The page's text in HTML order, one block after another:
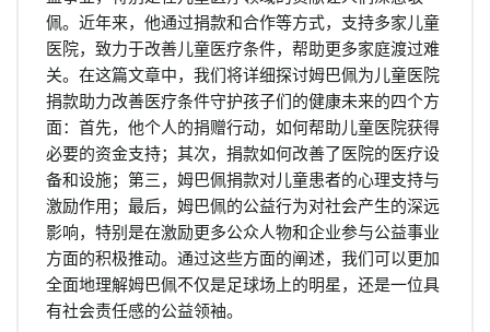
佩。近年来，他通过捐款和合作等方式，支持多家儿童
医院，致力于改善儿童医疗条件，帮助更多家庭渡过难
关。在这篇文章中，我们将详细探讨姆巴佩为儿童医院
捐款助力改善医疗条件守护孩子们的健康未来的四个方
面：首先，他个人的捐赠行动，如何帮助儿童医院获得
必要的资金支持；其次，捐款如何改善了医院的医疗设
备和设施；第三，姆巴佩捐款对儿童患者的心理支持与
激励作用；最后，姆巴佩的公益行为对社会产生的深远
影响，特别是在激励更多公众人物和企业参与公益事业
方面的积极推动。通过这些方面的阐述，我们可以更加
全面地理解姆巴佩不仅是足球场上的明星，还是一位具
有社会责任感的公益领袖。